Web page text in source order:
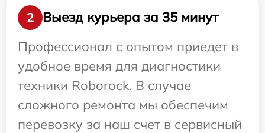
2
Выезд курьера за 35 минут
Профессионал с опытом приедет в
удобное время для диагностики
техники Roborock. В случае
сложного ремонта мы обеспечим
перевозку за наш счет в сервисный